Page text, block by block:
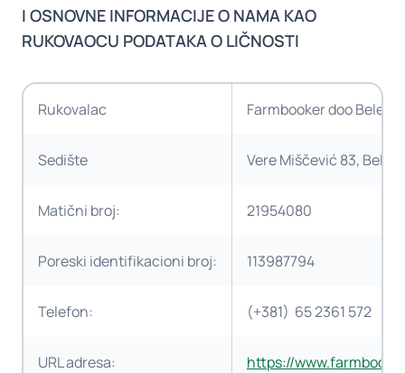
I OSNOVNE INFORMACIJE O NAMA KAO
RUKOVAOCU PODATAKA O LIČNOSTI
Rukovalac Farmbooker doo Belegiš
Sedište Vere Miščević 83,
Matični broj: 21954080
Poreski identifikacioni broj: 113987794
Telefon: (+381) 65 2361 572
URL adresa: https://